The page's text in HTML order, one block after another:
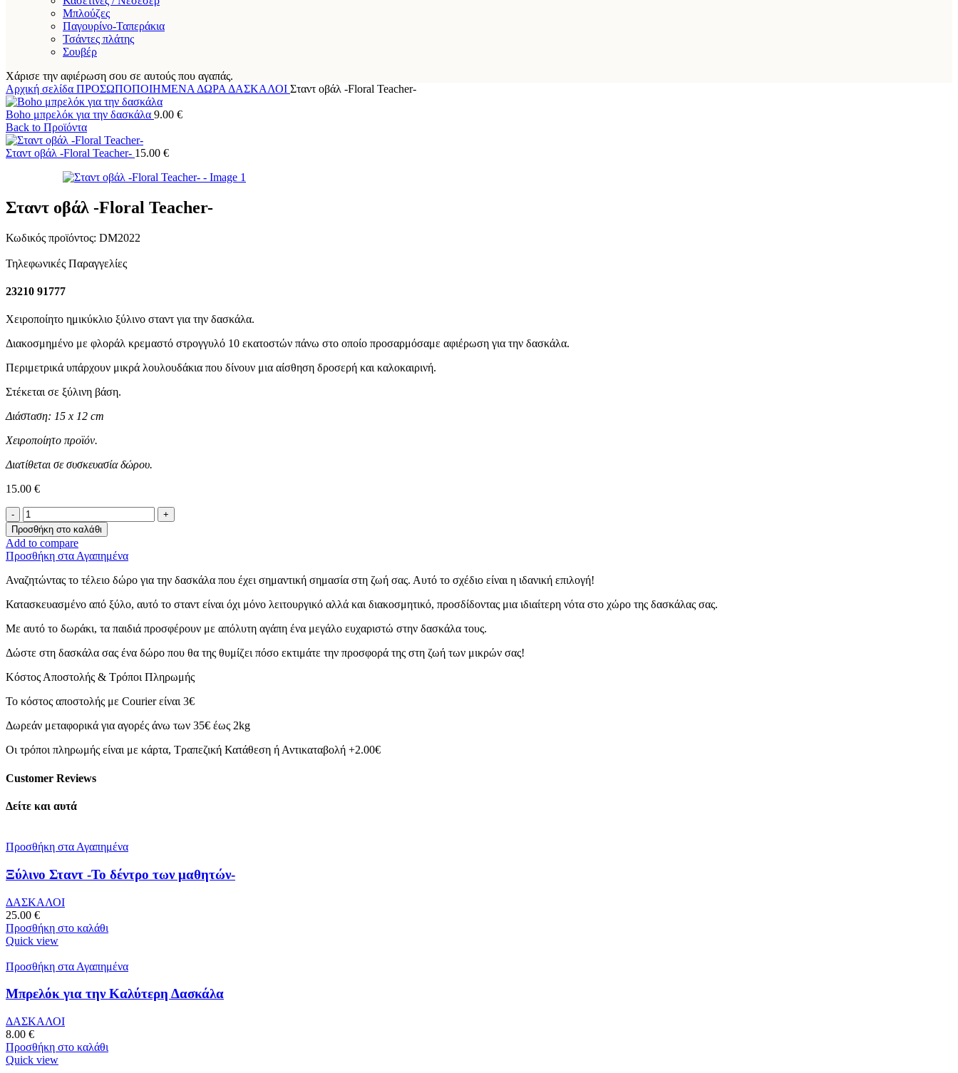
Μπλούζες
Παγουρίνο-Ταπεράκια
Τσάντες πλάτης
Σουβέρ
Χάρισε την αφιέρωση σου σε αυτούς που αγαπάς.
Αρχική σελίδα ΠΡΟΣΩΠΟΠΟΙΗΜΕΝΑ ΔΩΡΑ ΔΑΣΚΑΛΟΙ Σταντ οβάλ -Floral Teacher-
Boho μπρελόκ για την δασκάλα 9.00 €
Back to Προϊόντα
Σταντ οβάλ -Floral Teacher- 15.00 €
Σταντ οβάλ -Floral Teacher-
Κωδικός προϊόντος: DM2022
Τηλεφωνικές Παραγγελίες
23210 91777
Χειροποίητο ημικύκλιο ξύλινο σταντ για την δασκάλα.
Διακοσμημένο με φλοράλ κρεμαστό στρογγυλό 10 εκατοστών πάνω στο οποίο προσαρμόσαμε αφιέρωση για την δασκάλα.
Περιμετρικά υπάρχουν μικρά λουλουδάκια που δίνουν μια αίσθηση δροσερή και καλοκαιρινή.
Στέκεται σε ξύλινη βάση.
Διάσταση: 15 x 12 cm
Χειροποίητο προϊόν.
Διατίθεται σε συσκευασία δώρου.
15.00 €
Σταντ
οβάλ
-
Floral
Teacher-
ποσότητα
Προσθήκη στο καλάθι
Add to compare
Προσθήκη στα Αγαπημένα
Αναζητώντας το τέλειο δώρο για την δασκάλα που έχει σημαντική σημασία στη ζωή σας. Αυτό το σχέδιο είναι η ιδανική επιλογή!
Κατασκευασμένο από ξύλο, αυτό το σταντ είναι όχι μόνο λειτουργικό αλλά και διακοσμητικό, προσδίδοντας μια ιδιαίτερη νότα στο χώρο της δασκάλας σας.
Με αυτό το δωράκι, τα παιδιά προσφέρουν με απόλυτη αγάπη ένα μεγάλο ευχαριστώ στην δασκάλα τους.
Δώστε στη δασκάλα σας ένα δώρο που θα της θυμίζει πόσο εκτιμάτε την προσφορά της στη ζωή των μικρών σας!
Κόστος Αποστολής & Τρόποι Πληρωμής
Το κόστος αποστολής με Courier είναι 3€
Δωρεάν μεταφορικά για αγορές άνω των 35€ έως 2kg
Οι τρόποι πληρωμής είναι με κάρτα, Τραπεζική Κατάθεση ή Αντικαταβολή +2.00€
Customer Reviews
Δείτε και αυτά
Προσθήκη στα Αγαπημένα
Ξύλινο Σταντ -Το δέντρο των μαθητών-
ΔΑΣΚΑΛΟΙ
25.00 €
Προσθήκη στο καλάθι
Quick view
Προσθήκη στα Αγαπημένα
Μπρελόκ για την Καλύτερη Δασκάλα
ΔΑΣΚΑΛΟΙ
8.00 €
Προσθήκη στο καλάθι
Quick view